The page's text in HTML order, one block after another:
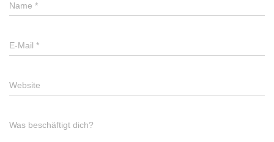
Name *
E-Mail *
Website
Was beschäftigt dich?